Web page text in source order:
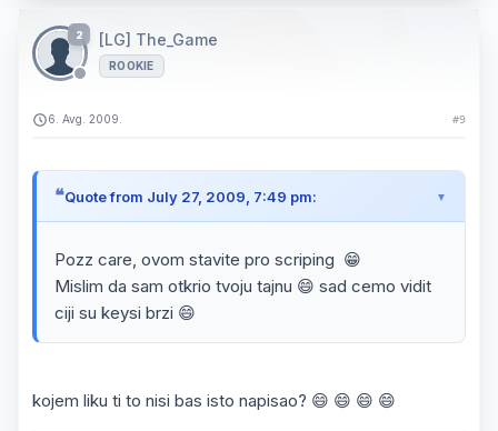
2 [LG] The_Game
ROOKIE
6. Avg. 2009. #9
Quote from July 27, 2009, 7:49 pm:
Pozz care, ovom stavite pro scriping 😁
Mislim da sam otkrio tvoju tajnu 😄 sad cemo vidit
ciji su keysi brzi 😄
kojem liku ti to nisi bas isto napisao? 😄 😄 😄 😄